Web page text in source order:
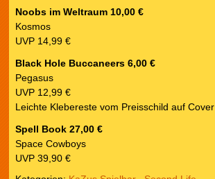
Noobs im Weltraum 10,00 €
Kosmos
UVP 14,99 €
Black Hole Buccaneers 6,00 €
Pegasus
UVP 12,99 €
Leichte Klebereste vom Preisschild auf Cover
Spell Book 27,00 €
Space Cowboys
UVP 39,90 €